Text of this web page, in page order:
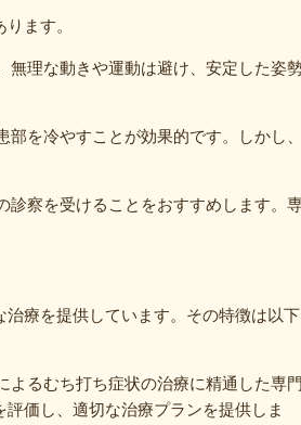
ます。
無理な動きや運動は避け、安定した姿
を冷やすことが効果的です。しかし、
診察を受けることをおすすめします。
療を提供しています。その特徴は以下
よるむち打ち症状の治療に精通した専門
価し、適切な治療プランを提供しま